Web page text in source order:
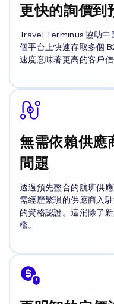
更快的詢價到
Travel Terminus 協助中
個平台上快速存取多個
速度意味著更高的客戶
無需依賴供應
問題
透過預先整合的航班供
需經歷繁瑣的供應商入
的資格認證。這消除了
檻。